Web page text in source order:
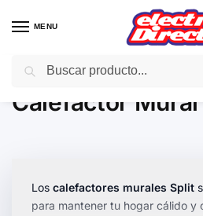
MENU
Inicio Climatización / Calefactores
Calefactor
Los calefactores murales Split
para mantener tu hogar cálido y